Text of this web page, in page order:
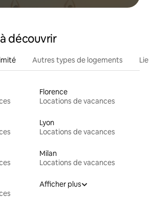
découvrir
Autres types de logements
Florence
Locations de vacances
Lyon
Locations de vacances
Milan
Locations de vacances
Afficher plus